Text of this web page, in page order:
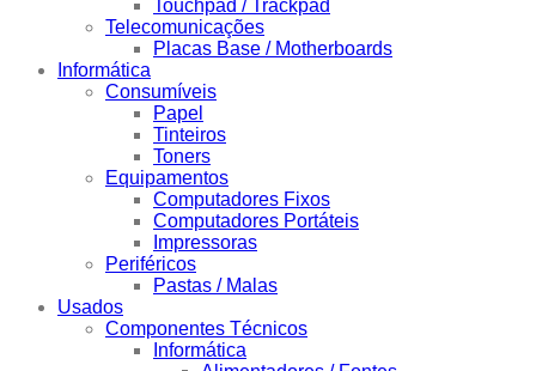
Touchpad / Trackpad
Telecomunicações
Placas Base / Motherboards
Informática
Consumíveis
Papel
Tinteiros
Toners
Equipamentos
Computadores Fixos
Computadores Portáteis
Impressoras
Periféricos
Pastas / Malas
Usados
Componentes Técnicos
Informática